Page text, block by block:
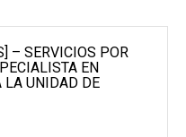
– SERVICIOS POR
EN
LA UNIDAD DE